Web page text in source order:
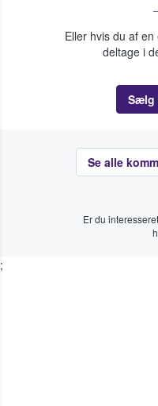
Eller hvis du af
deltage i
Sælg
Se alle
Er du
;